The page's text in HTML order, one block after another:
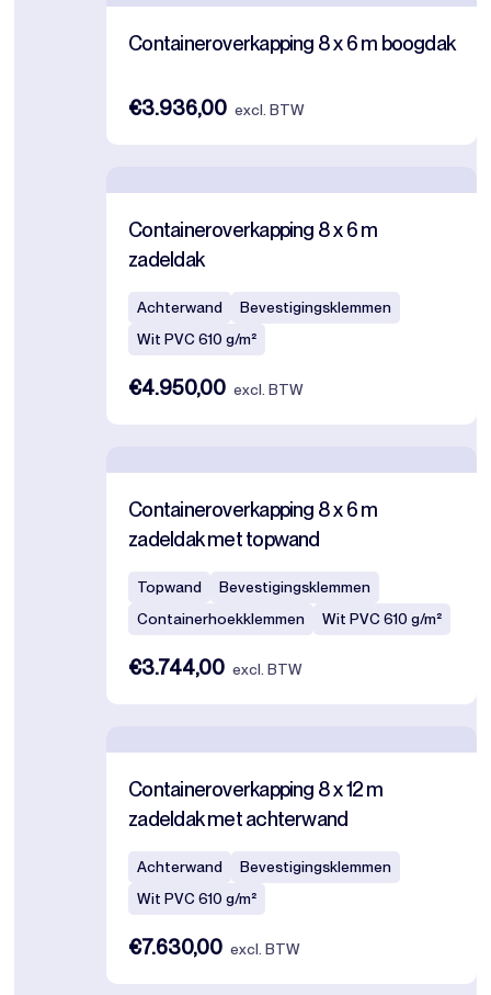
Containeroverkapping 8 x 6 m boogdak
€3.936,00 excl. BTW
Containeroverkapping 8 x 6 m
zadeldak
Achterwand
Bevestigingsklemmen
Wit PVC 610 g/m²
€4.950,00 excl. BTW
Containeroverkapping 8 x 6 m
zadeldak met topwand
Topwand
Bevestigingsklemmen
Containerhoekklemmen
Wit PVC 610 g/m²
€3.744,00 excl. BTW
Containeroverkapping 8 x 12 m
zadeldak met achterwand
Achterwand
Bevestigingsklemmen
Wit PVC 610 g/m²
€7.630,00 excl. BTW